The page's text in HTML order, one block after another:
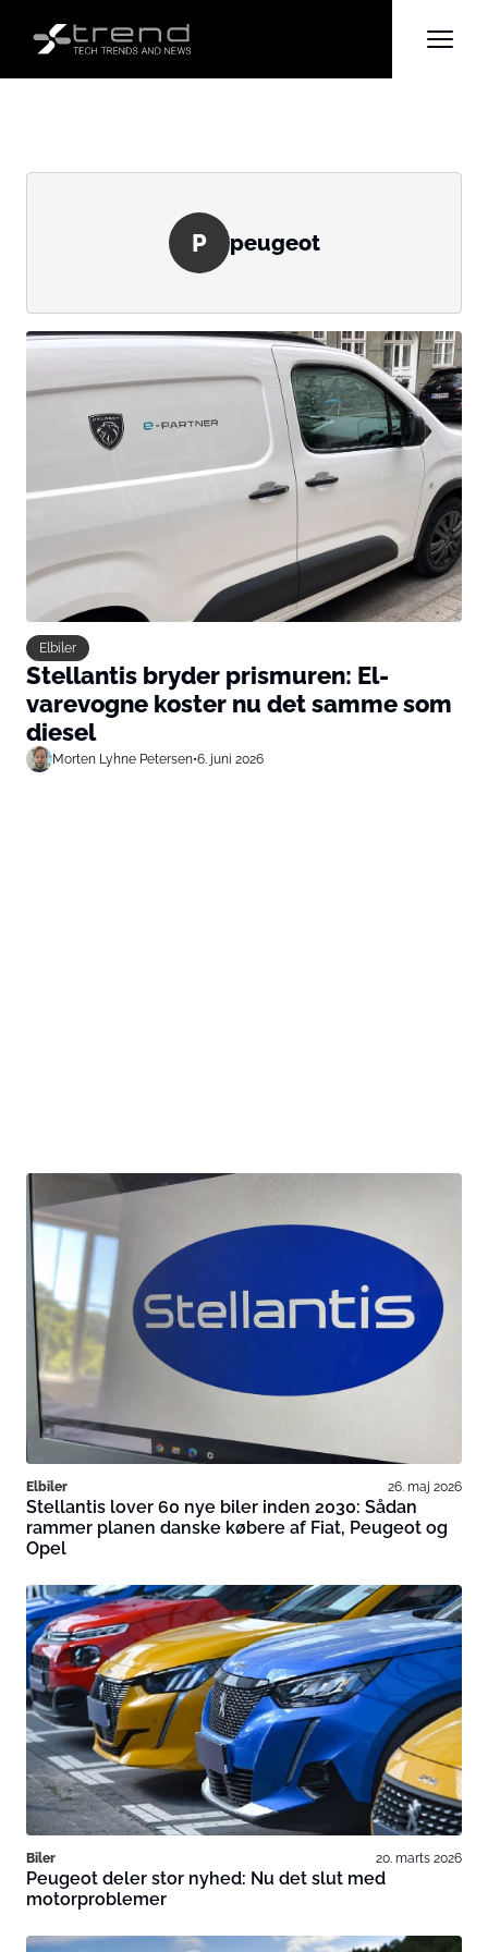
P peugeot
Elbiler
Stellantis bryder prismuren: El-
varevogne koster nu det samme som
diesel
Morten Lyhne Petersen•6. juni 2026
Elbiler 26. maj 2026
Stellantis lover 60 nye biler inden 2030: Sådan
rammer planen danske købere af Fiat, Peugeot og
Opel
Biler 20. marts 2026
Peugeot deler stor nyhed: Nu det slut med
motorproblemer